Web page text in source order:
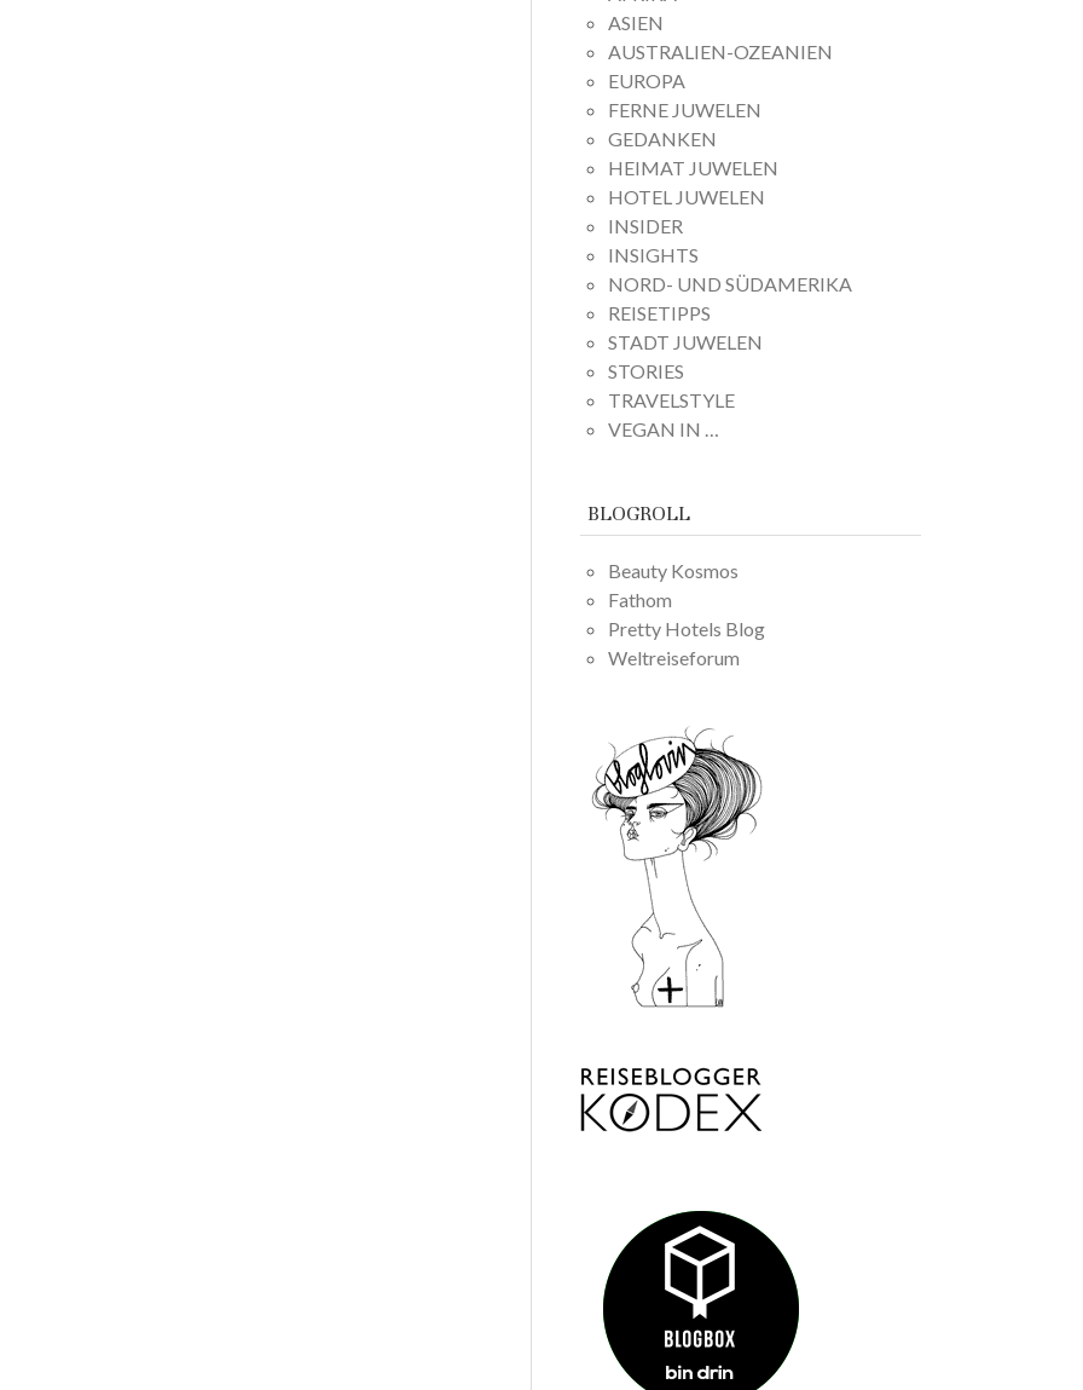
ASIEN
AUSTRALIEN-OZEANIEN
EUROPA
FERNE JUWELEN
GEDANKEN
HEIMAT JUWELEN
HOTEL JUWELEN
INSIDER
INSIGHTS
NORD- UND SÜDAMERIKA
REISETIPPS
STADT JUWELEN
STORIES
TRAVELSTYLE
VEGAN IN …
BLOGROLL
Beauty Kosmos
Fathom
Pretty Hotels Blog
Weltreiseforum